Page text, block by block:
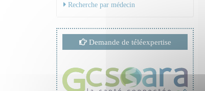
Recherche par médecin
Demande de téléexpertise